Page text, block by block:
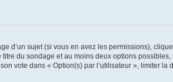
d’un sujet (si vous en avez les permissions),
du sondage et au moins deux options
vote dans « Option(s) par l’utilisateur », limiter